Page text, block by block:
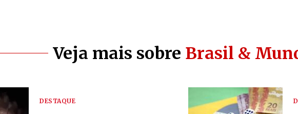
Veja mais sobre Brasil &
DESTAQUE